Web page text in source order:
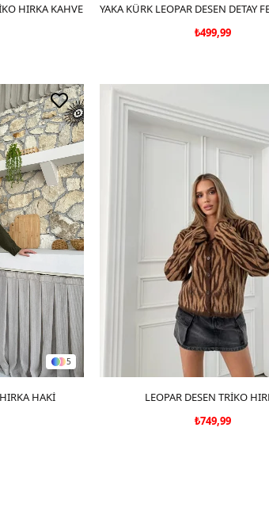
HIRKA KAHVE
SEPETE EKLE
₺499,99
5
HAKİ
SEPETE EKLE
LEOPAR DESEN TRİKO
₺749,99